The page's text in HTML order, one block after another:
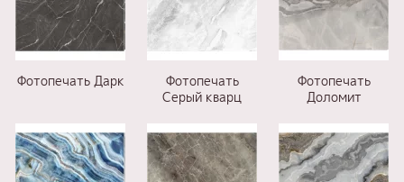
Фотопечать Дарк
Фотопечать
Серый кварц
Фотопечать
Доломит